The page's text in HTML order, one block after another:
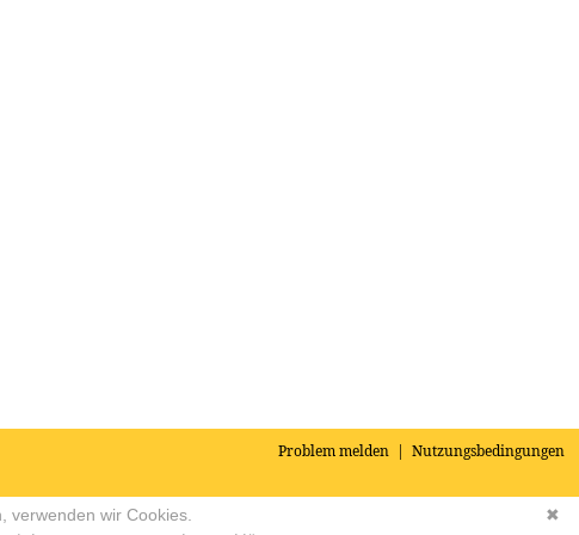
Problem melden | Nutzungsbedingungen
✖
verwenden wir Cookies.